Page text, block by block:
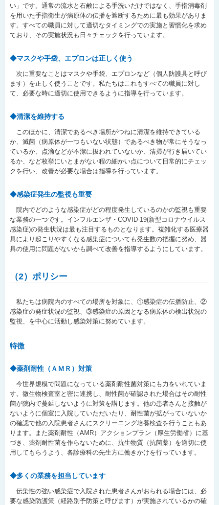
い」です。通常の流水と石鹸による手洗いだけではなく、手指消毒剤
を用いた手指衛生が病原体の伝播を遮断するために最も効果がありま
す。すべての職員に対して適切なタイミングでの実施と習慣化を求め
ており、その実施状況も日々チェックを行っています。
◆マスクや手袋、エプロンは正しく使う
次に重要なことはマスクや手袋、エプロンなど（個人防護具と呼び
ます）を正しく使うことです。私たちはこれもすべての職員に対し
て、必要な時に適切に使用できるように指導を行っています。
◆清潔を維持する
このほかに、清潔であるべき場所がつねに清潔を維持できている
か、滅菌（病原体が一つもいない状態）であるべき物が常にそうなっ
ているか、点滴などが不潔に扱われていないか、清掃が行き届いてい
るか、など枚挙にいとまがない程の細かい点について日常的にチェッ
クを行い、改善が必要な場合は指導を行っています。
◆感染症発生の監視も重要
院内でどのような感染症がどの程度発生しているのかの監視も重要
な業務の一つです。インフルエンザ・COVID-19(新型コロナウイルス
感染症)の発生状況は最も注目するものとなります。複雑化する医療器
具により起こりやすくなる感染症についても発生数の把握に努め、器
具の使用に問題がないかも調べて改善を指導するようにしています。
（2）ポリシー
私たちは病院内のすべての場所を対象に、①感染症の伝播防止、②
感染症の発症状況の監視、③感染症の原因となる病原体の検出状況の
監視、を中心に活動し感染対策に努めています。
特徴
◆薬剤耐性（ＡＭＲ）対策
今世界規模で問題になっている薬剤耐性菌対策にも力をいれていま
す。微生物検査室と密に連携し、耐性菌が確認された場合はその耐性
菌が院内で蔓延しないように対策を講じます。他の患者さんと接触が
ないように個室に入院していただいたり、耐性菌が拡がっていないか
の確認で他の入院患者さんにスクリーニング培養検査を行うこともあ
ります。また薬剤耐性（AMR）アクションプラン（厚生労働省）に基
づき、薬剤耐性菌を作らないために、抗生物質（抗菌薬）を適切に使
用してもらうよう、各診療科の先生方に働きかけを行っています。
◆多くの業務を担当しています
伝染性の強い感染症で入院された患者さんがおられる場合には、必
要な感染防護策（経路別予防策と呼びます）が実施されているかの確